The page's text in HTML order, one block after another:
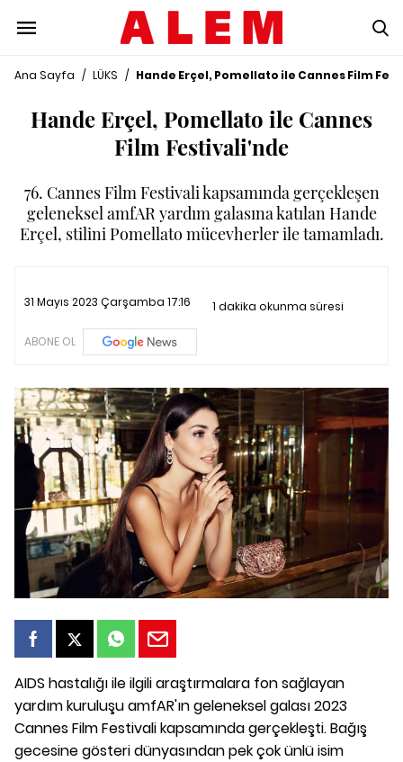
Ana Sayfa / LÜKS / Hande Erçel, Pomellato ile Cannes Film
Hande Erçel, Pomellato ile Cannes
Film Festivali'nde
76. Cannes Film Festivali kapsamında gerçekleşen
geleneksel amfAR yardım galasına katılan Hande
Erçel, stilini Pomellato mücevherler ile tamamladı.
31 Mayıs 2023 Çarşamba 17:16 1 dakika okunma süresi
ABONE OL
AIDS hastalığı ile ilgili araştırmalara fon sağlayan
yardım kuruluşu amfAR'ın geleneksel galası 2023
Cannes Film Festivali kapsamında gerçekleşti. Bağış
gecesine gösteri dünyasından pek çok ünlü isim